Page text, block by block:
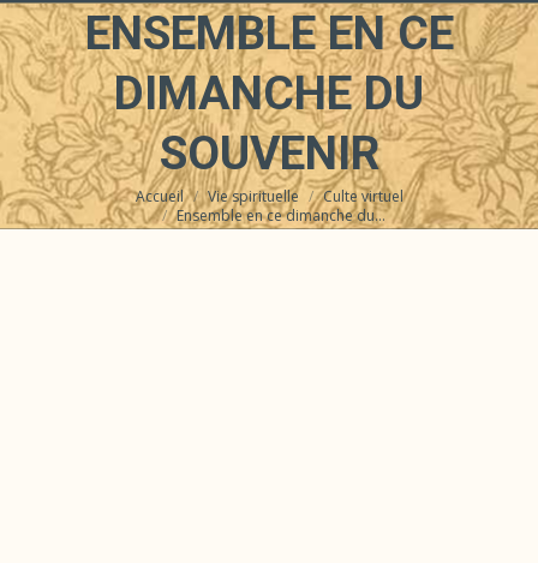
ENSEMBLE EN CE
DIMANCHE DU
SOUVENIR
Vous êtes ici :Accueil Vie spirituelle
Culte virtuel
Ensemble en ce dimanche du…